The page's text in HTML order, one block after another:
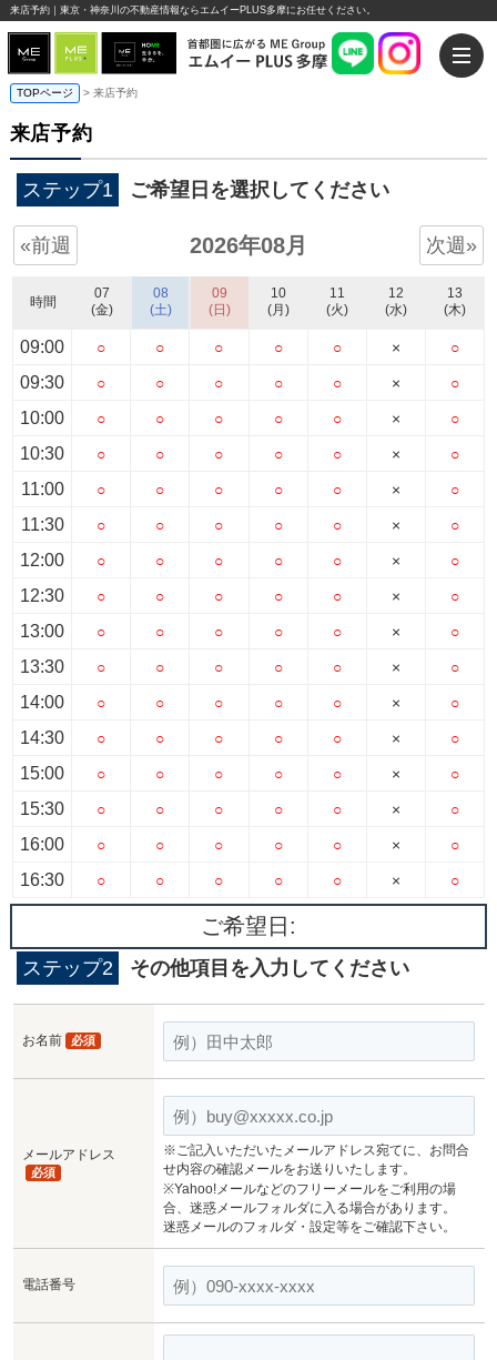
来店予約｜東京・神奈川の不動産情報ならエムイーPLUS多摩にお任せください。
TOPページ > 来店予約
来店予約
ステップ1 ご希望日を選択してください
«前週 2026年08月 次週»
時間
09:00
09:30
10:00
10:30
11:00
11:30
12:00
12:30
13:00
13:30
14:00
14:30
15:00
15:30
16:00
16:30
07
(金)
○
○
○
○
○
○
○
○
○
○
○
○
○
○
○
○
08
(土)
○
○
○
○
○
○
○
○
○
○
○
○
○
○
○
○
09
(日)
○
○
○
○
○
○
○
○
○
○
○
○
○
○
○
○
10
(月)
○
○
○
○
○
○
○
○
○
○
○
○
○
○
○
○
11
(火)
○
○
○
○
○
○
○
○
○
○
○
○
○
○
○
○
12
(水)
×
×
×
×
×
×
×
×
×
×
×
×
×
×
×
×
13
(木)
○
○
○
○
○
○
○
○
○
○
○
○
○
○
○
○
ご希望日:
ステップ2 その他項目を入力してください
お名前 必須
メールアドレス
必須
※ご記入いただいたメールアドレス宛てに、お問合
せ内容の確認メールをお送りいたします。
※Yahoo!メールなどのフリーメールをご利用の場
合、迷惑メールフォルダに入る場合があります。
迷惑メールのフォルダ・設定等をご確認下さい。
電話番号